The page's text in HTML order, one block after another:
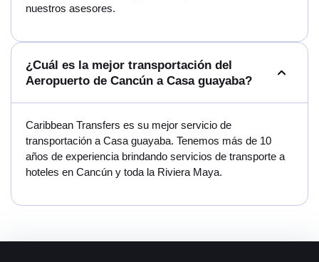
nuestros asesores.
¿Cuál es la mejor transportación del
Aeropuerto de Cancún a Casa guayaba?
Caribbean Transfers es su mejor servicio de
transportación a Casa guayaba. Tenemos más de 10
años de experiencia brindando servicios de transporte a
hoteles en Cancún y toda la Riviera Maya.